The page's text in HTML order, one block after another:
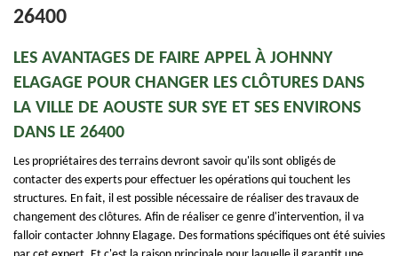
26400
LES AVANTAGES DE FAIRE APPEL À JOHNNY
ELAGAGE POUR CHANGER LES CLÔTURES DANS
LA VILLE DE AOUSTE SUR SYE ET SES ENVIRONS
DANS LE 26400
Les propriétaires des terrains devront savoir qu'ils sont obligés de
contacter des experts pour effectuer les opérations qui touchent les
structures. En fait, il est possible nécessaire de réaliser des travaux de
changement des clôtures. Afin de réaliser ce genre d'intervention, il va
falloir contacter Johnny Elagage. Des formations spécifiques ont été suivies